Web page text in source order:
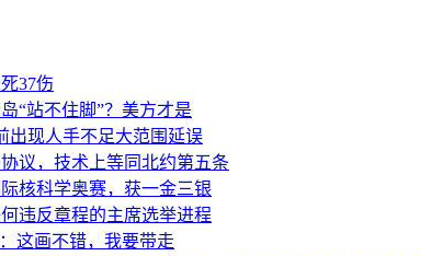
37伤
“站不住脚”？美方才是
出现人手不足大范围延误
议，技术上等同北约第五条
核科学奥赛，获一金三银
违反章程的主席选举进程
这画不错，我要带走